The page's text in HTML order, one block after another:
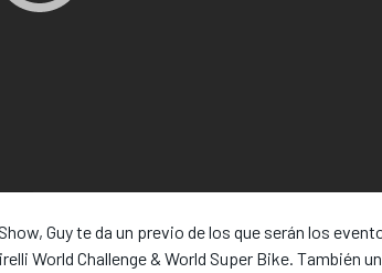
Guy te da un previo de los que serán los
World Challenge & World Super Bike. También